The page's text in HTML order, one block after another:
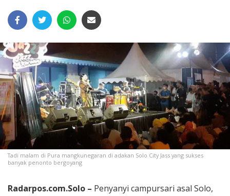
Tadi malam di Pura mangkunegaran di adakan Solo City Jass yang sukses
banyak penonto bergoyang
Radarpos.com.Solo – Penyanyi campursari asal Solo,